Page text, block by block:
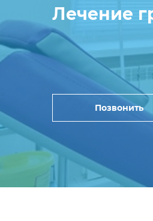
Лечение
Позвонить